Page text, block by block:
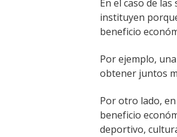
En el caso de
instituyen
beneficio
Por ejemplo,
obtener juntos
Por otro lado,
beneficio
deportivo,